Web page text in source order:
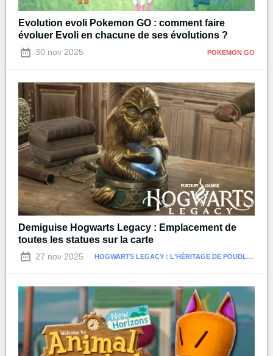
Evolution evoli Pokemon GO : comment faire
évoluer Evoli en chacune de ses évolutions ?
30 nov 2025 POKEMON GO
Demiguise Hogwarts Legacy : Emplacement de
toutes les statues sur la carte
27 nov 2025 HOGWARTS LEGACY : L'HÉRITAGE DE POUDLARD